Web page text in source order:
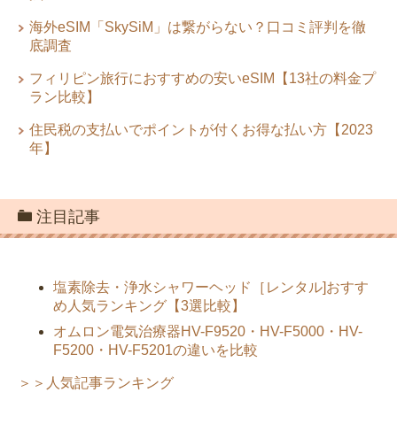
海外eSIM「SkySiM」は繋がらない？口コミ評判を徹
底調査
フィリピン旅行におすすめの安いeSIM【13社の料金プ
ラン比較】
住民税の支払いでポイントが付くお得な払い方【2023
年】
注目記事
塩素除去・浄水シャワーヘッド［レンタル]おすす
め人気ランキング【3選比較】
オムロン電気治療器HV-F9520・HV-F5000・HV-
F5200・HV-F5201の違いを比較
＞＞人気記事ランキング